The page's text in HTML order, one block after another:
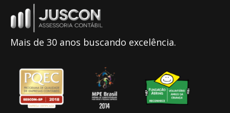
Mais de 30 anos buscando excelência.